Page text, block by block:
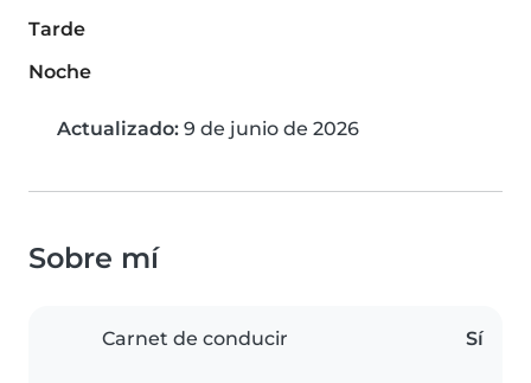
Tarde
Noche
Actualizado: 9 de junio de 2026
Sobre mí
Carnet de conducir Sí